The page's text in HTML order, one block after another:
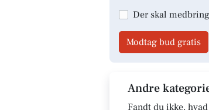
Der skal
Modtag bud gratis
Andre
Fandt du ikke,